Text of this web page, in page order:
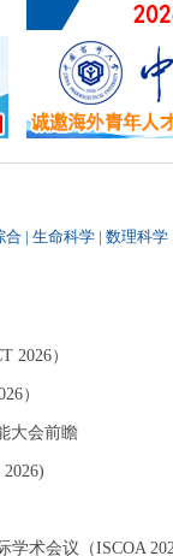
据
风
塘
边堤坝上行走时
合 | 生命科学 | 数理科学
2026）
）
大会前瞻
学术会议（ISCOA